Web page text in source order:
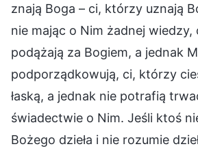
znają Boga – ci, którzy uznają
nie mając o Nim żadnej
podążają za Bogiem, a jednak
podporządkowują, ci, którzy
łaską, a jednak nie potrafią
świadectwie o Nim. Jeśli ktoś
Bożego dzieła i nie rozumie